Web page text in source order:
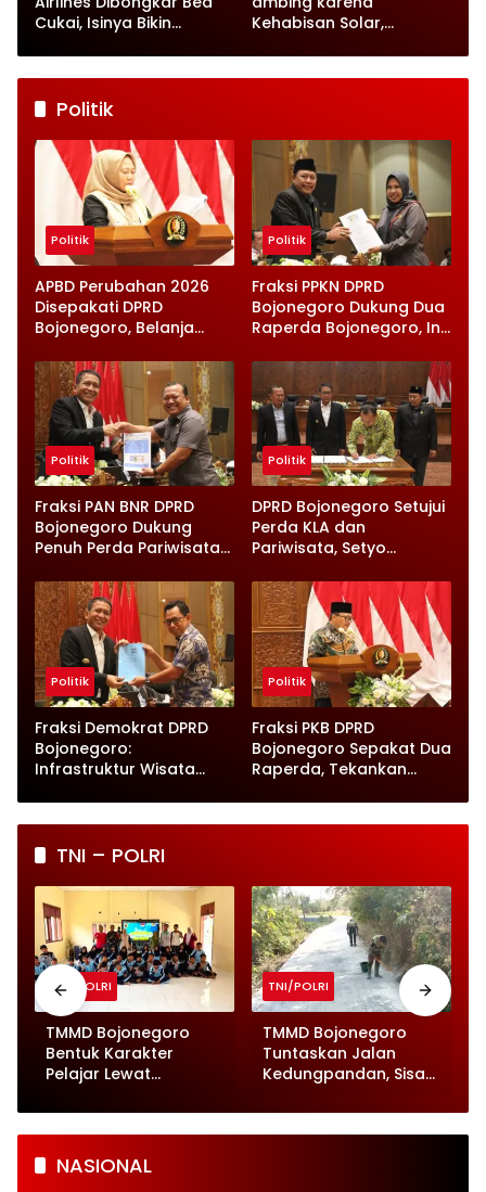
Cukai, Isinya Bikin
Kehabisan Solar,
Politik
Politik
APBD Perubahan 2026
Disepakati DPRD
Bojonegoro, Belanja
Infrastruktur Diperkuat
Politik
Fraksi PPKN DPRD
Bojonegoro Dukung Dua
Raperda Bojonegoro, Ini
Disampaikan
Politik
Fraksi PAN BNR DPRD
Bojonegoro Dukung
Penuh Perda Pariwisata
Anak
Politik
DPRD Bojonegoro Setujui
Perda KLA dan
Pariwisata, Setyo
Instruksi
Politik
Fraksi Demokrat DPRD
Bojonegoro:
Infrastruktur Wisata
Politik
Fraksi PKB DPRD
Bojonegoro Sepakat Dua
Raperda, Tekankan
TNI – POLRI
TNI/POLRI
TMMD Bojonegoro
Bentuk Karakter
Pelajar Lewat
Kebangsaan
TNI/POLRI
TMMD Bojonegoro
Tuntaskan Jalan
Kedungpandan, Sisa
NASIONAL